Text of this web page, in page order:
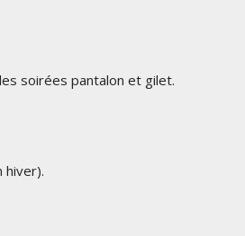
soirées pantalon et gilet.
hiver).